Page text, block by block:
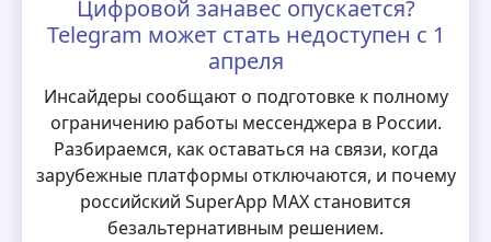
Цифровой занавес опускается?
Telegram может стать недоступен с 1
апреля
Инсайдеры сообщают о подготовке к полному
ограничению работы мессенджера в России.
Разбираемся, как оставаться на связи, когда
зарубежные платформы отключаются, и почему
российский SuperApp MAX становится
безальтернативным решением.